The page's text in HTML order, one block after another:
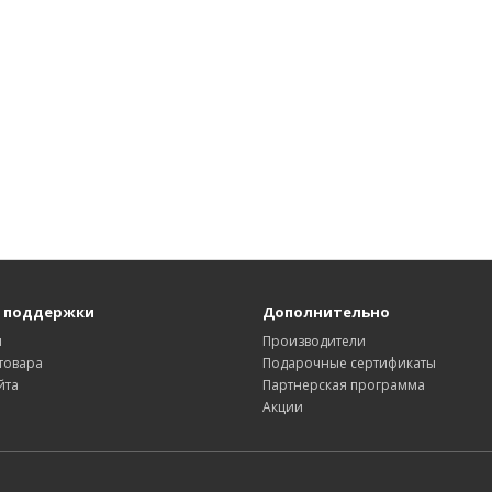
поддержки Дополнительно
Производители
Подарочные сертификаты
Партнерская программа
Акции